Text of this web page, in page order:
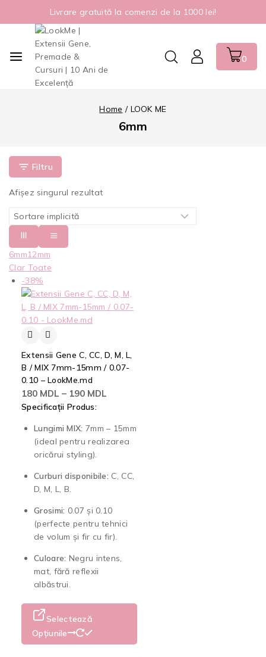
Livrare gratuită la comenzi de la 1000 lei!
0
Home / LOOK ME
6mm
Filtru
Afișez singurul rezultat
6mm12mm
Clar Toate
-38%
Extensii Gene C, CC, D, M, L,
B / MIX 7mm-15mm / 0.07-
0.10 – LookMe.md
180 MDL – 190 MDL
Specificații Produs:
Lungimi MIX: 7mm – 15mm
(ideal pentru realizarea
oricărui styling).
Curburi disponibile: C, CC,
D, M, L, B.
Grosimi: 0.07 și 0.10
(perfecte pentru tehnici
de volum și fir cu fir).
Culoare: Negru intens,
mat, fără reflexii
albăstrui.
Selectează
Opțiunile